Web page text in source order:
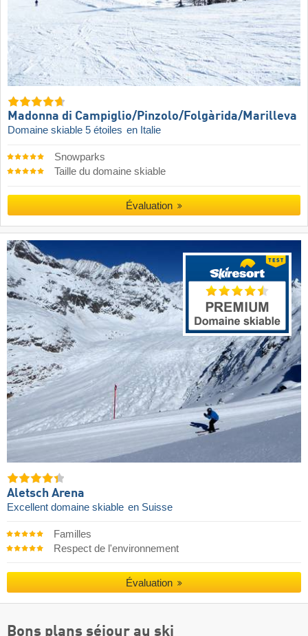
Madonna di Campiglio/​Pinzolo/​Folgàrida/​Marilleva
Domaine skiable 5 étoiles en Italie
Snowparks
Taille du domaine skiable
Évaluation
Aletsch Arena
Excellent domaine skiable en Suisse
Familles
Respect de l'environnement
Évaluation
Bons plans séjour au ski